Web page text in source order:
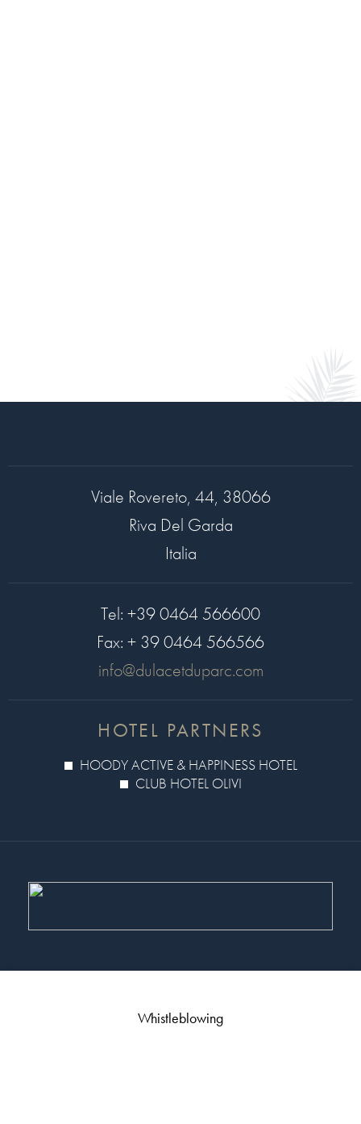
Viale Rovereto, 44, 38066
Riva Del Garda
Italia
Tel: +39 0464 566600
Fax: + 39 0464 566566
info@dulacetduparc.com
HOTEL PARTNERS
HOODY ACTIVE & HAPPINESS HOTEL
CLUB HOTEL OLIVI
Whistleblowing